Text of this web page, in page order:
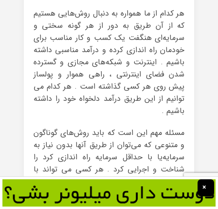
هر کدام از ما همواره به دنبال روش‌هایی هستیم
که از آن طریق به دور از هر گونه سختی و
سرمایه‌ای هنگفت یک کسب و کار مناسب برای
خودمان راه اندازی کرده و درآمد مناسبی داشته
باشیم . اینترنت و شبکه‌های مجازی و گسترده
شدن فضای اینترنتی ، راهی هموار و پولساز
پیش روی هر کسی گذاشته است . هر کدام می
توانیم از این طریق درآمد دلخواه خود را داشته
باشیم .
مسئله‌ مهم این است که باید روش‌های گوناگون
و متنوعی که می‌توان از طریق آنها بدون نیاز به
سرمایه‌یا با حداقل سرمایه راه اندازی کرد را
شناخت و اجرایی کرد . هر کسی می تواند با
توجه به توانایی‌ها و استعدادی که دارد یکی از
این مشاغل و کسب و کارهای اینترنتی و غیر
اینترنتی را شروع کند .
×